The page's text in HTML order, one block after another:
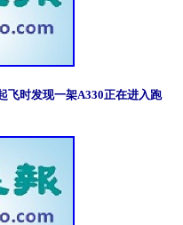
飞时发现一架A330正在进入跑